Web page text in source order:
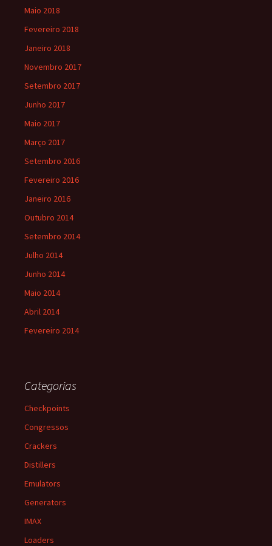
Maio 2018
Fevereiro 2018
Janeiro 2018
Novembro 2017
Setembro 2017
Junho 2017
Maio 2017
Março 2017
Setembro 2016
Fevereiro 2016
Janeiro 2016
Outubro 2014
Setembro 2014
Julho 2014
Junho 2014
Maio 2014
Abril 2014
Fevereiro 2014
Categorias
Checkpoints
Congressos
Crackers
Distillers
Emulators
Generators
IMAX
Loaders